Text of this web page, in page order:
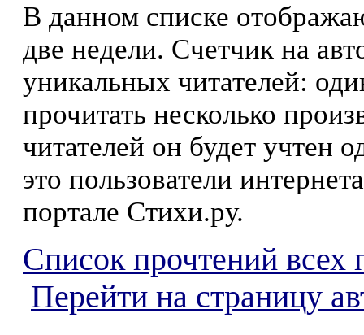
В данном списке
две недели. Счетчик на
уникальных читателей:
прочитать несколько
читателей он будет учтен
это пользователи
портале Стихи.ру.
Список прочтений всех
Перейти на страницу